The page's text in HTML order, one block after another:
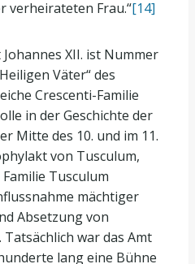
verheirateten Frau.“[14]
XII. ist Nummer
Väter“ des
Crescenti-Familie
in der Geschichte der
Mitte des 10. und im 11.
von Tusculum,
Tusculum
mächtiger
Absetzung von
war das Amt
lang eine Bühne